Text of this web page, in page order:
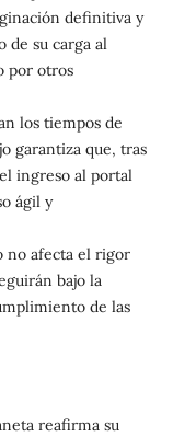
definitiva y
de su carga al
por otros
los tiempos de
garantiza que, tras
ingreso al portal
ágil y
no afecta el rigor
bajo la
de las
reafirma su